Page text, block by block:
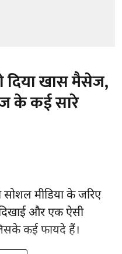
दिया खास मैसेज,
के कई सारे
सोशल मीडिया के जरिए
और एक ऐसी
कई फायदे हैं।